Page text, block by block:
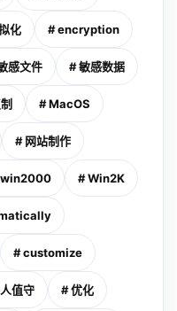
化 # encryption
感文件 # 敏感数据
# MacOS
# 网站制作
# Win2K
# customize
值守 # 优化